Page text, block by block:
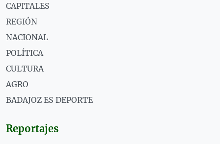
CAPITALES
REGIÓN
NACIONAL
POLÍTICA
CULTURA
AGRO
BADAJOZ ES DEPORTE
Reportajes